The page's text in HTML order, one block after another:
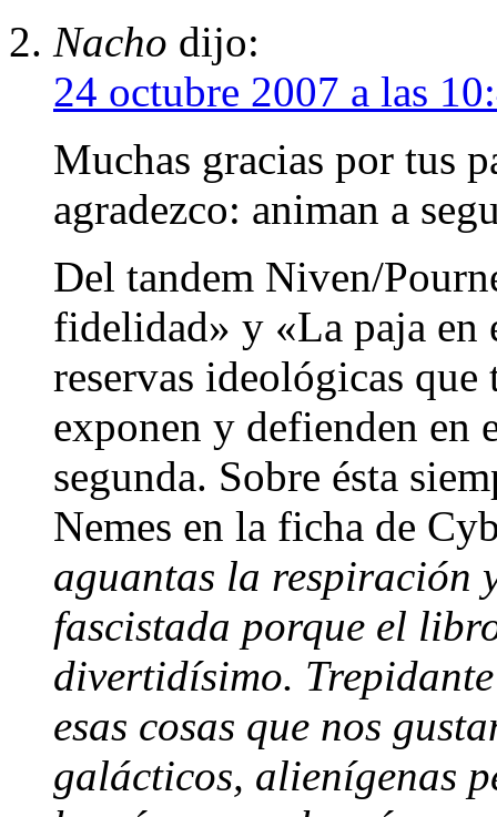
Nacho dijo:
24 octubre 2007 a las
Muchas gracias por tus
agradezco: animan a
Del tandem Niven/
fidelidad» y «La paja en
reservas ideológicas
exponen y defienden en
segunda. Sobre ésta
Nemes en la ficha de
aguantas la respiración
fascistada porque el
divertidísimo.
esas cosas que nos
galácticos, alienígenas